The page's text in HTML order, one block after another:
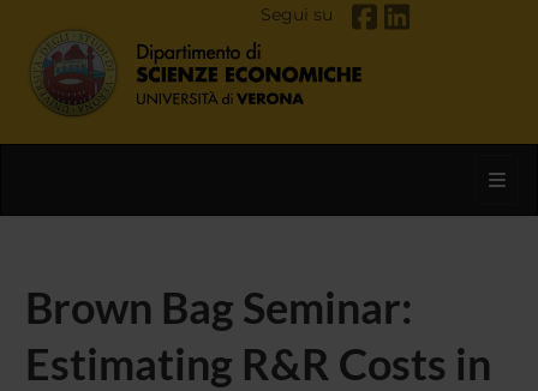
Segui su
Brown Bag Seminar:
Estimating R&R Costs in